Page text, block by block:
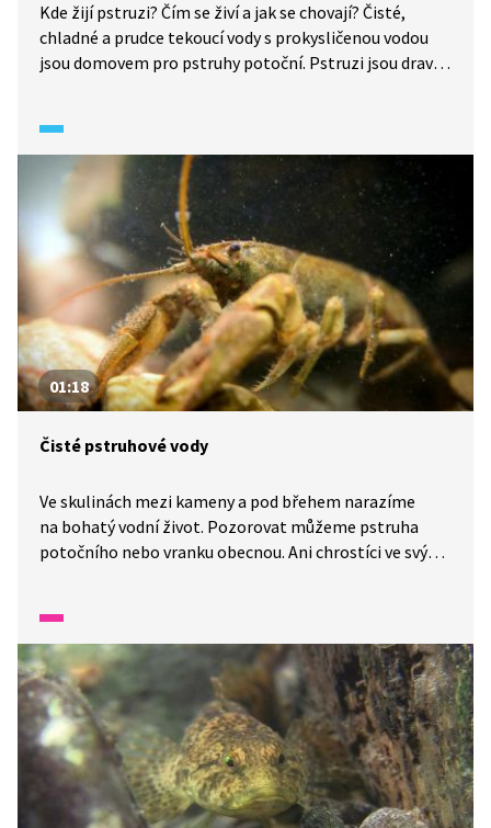
Kde žijí pstruzi? Čím se živí a jak se chovají? Čisté,
chladné a prudce tekoucí vody s prokysličenou vodou
jsou domovem pro pstruhy potoční. Pstruzi jsou dravci
01:18
Čisté pstruhové vody
Ve skulinách mezi kameny a pod břehem narazíme
na bohatý vodní život. Pozorovat můžeme pstruha
potočního nebo vranku obecnou. Ani chrostíci ve svých
potoka, raka kamenáče. Kdysi jich pod kameny bývaly
tisíce.